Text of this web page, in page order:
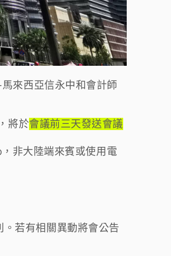
馬來西亞信永中和會計師
將於會議前三天發送會議
非大陸端來賓或使用電
若有相關異動將會公告